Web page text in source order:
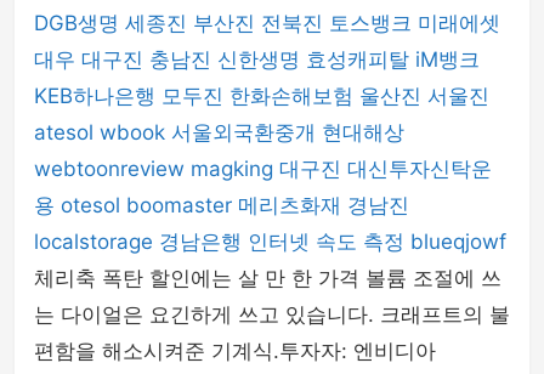
DGB생명 세종진 부산진 전북진 토스뱅크 미래에셋
대우 대구진 충남진 신한생명 효성캐피탈 iM뱅크
KEB하나은행 모두진 한화손해보험 울산진 서울진
atesol wbook 서울외국환중개 현대해상
webtoonreview magking 대구진 대신투자신탁운
용 otesol boomaster 메리츠화재 경남진
localstorage 경남은행 인터넷 속도 측정 blueqjowf
체리축 폭탄 할인에는 살 만 한 가격 볼륨 조절에 쓰
는 다이얼은 요긴하게 쓰고 있습니다. 크래프트의 불
편함을 해소시켜준 기계식.투자자: 엔비디아